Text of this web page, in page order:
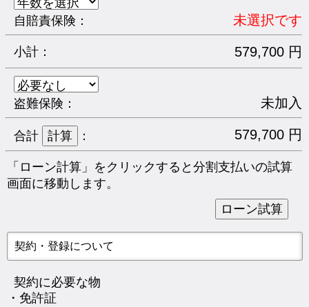
自賠責保険： 未選択です
小計： 579,700 円
盗難保険： 未加入
合計 ： 579,700 円
「ローン計算」をクリックすると分割支払いの試算
画面に移動します。
契約・登録について
契約に必要な物
・免許証